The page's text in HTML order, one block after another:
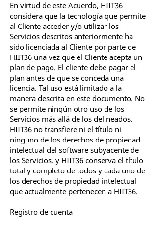
En virtud de este Acuerdo, HIIT36
considera que la tecnología que permite
al Cliente acceder y/o utilizar los
Servicios descritos anteriormente ha
sido licenciada al Cliente por parte de
HIIT36 una vez que el Cliente acepta un
plan de pago. El cliente debe pagar el
plan antes de que se conceda una
licencia. Tal uso está limitado a la
manera descrita en este documento. No
se permite ningún otro uso de los
Servicios más allá de los delineados.
HIIT36 no transfiere ni el título ni
ninguno de los derechos de propiedad
intelectual del software subyacente de
los Servicios, y HIIT36 conserva el título
total y completo de todos y cada uno de
los derechos de propiedad intelectual
que actualmente pertenecen a HIIT36.
Registro de cuenta